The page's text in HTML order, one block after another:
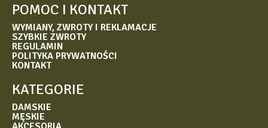
POMOC I KONTAKT
WYMIANY, ZWROTY I REKLAMACJE
SZYBKIE ZWROTY
REGULAMIN
POLITYKA PRYWATNOŚCI
KONTAKT
KATEGORIE
DAMSKIE
MĘSKIE